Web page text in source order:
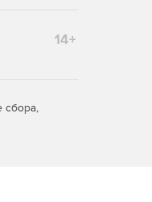
14+
сбора,